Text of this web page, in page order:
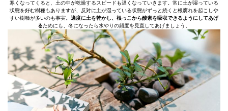
寒くなってくると、土の中が乾燥するスピードも遅くなっていきます。常に土が湿っている
状態を好む樹種もありますが、反対に土が湿っている状態がずっと続くと根腐れを起こしや
すい樹種が多いのも事実。 適度に土を乾かし、根っこから酸素を吸収できるようにしてあげ
るためにも、冬になったら水やりの頻度を見直してあげましょう。